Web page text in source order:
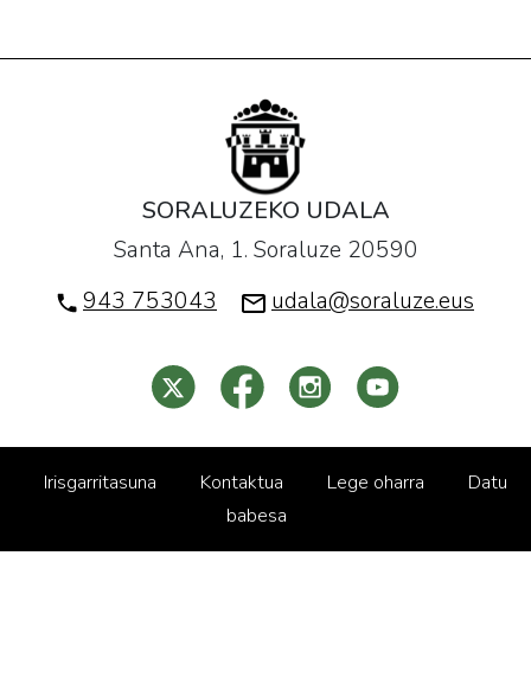
SORALUZEKO UDALA
Santa Ana, 1. Soraluze 20590
943 753043
udala@soraluze.eus
Irisgarritasuna Kontaktua Lege oharra
Datu
babesa